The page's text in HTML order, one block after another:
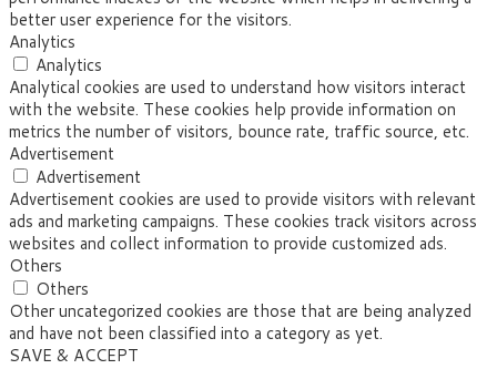
better user experience for the visitors.
Analytics
Analytics
Analytical cookies are used to understand how visitors interact
with the website. These cookies help provide information on
metrics the number of visitors, bounce rate, traffic source, etc.
Advertisement
Advertisement
Advertisement cookies are used to provide visitors with relevant
ads and marketing campaigns. These cookies track visitors across
websites and collect information to provide customized ads.
Others
Others
Other uncategorized cookies are those that are being analyzed
and have not been classified into a category as yet.
SAVE & ACCEPT